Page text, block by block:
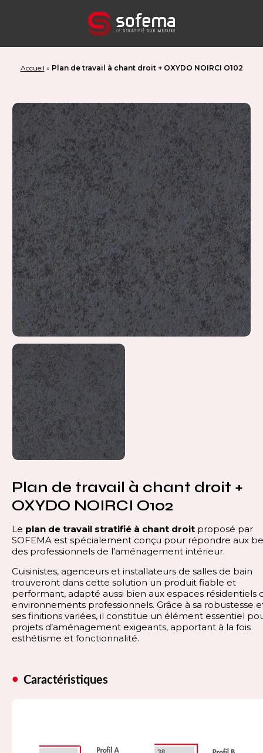
Accueil » Plan de travail à chant droit + OXYDO NOIRCI O102
Plan de travail à chant droit +
OXYDO NOIRCI O102
Le plan de travail stratifié à chant droit proposé par
SOFEMA est spécialement conçu pour répondre aux
des professionnels de l’aménagement intérieur.
Cuisinistes, agenceurs et installateurs de salles de bain
trouveront dans cette solution un produit fiable et
performant, adapté aussi bien aux espaces résidentiels
environnements professionnels. Grâce à sa robustesse
ses finitions variées, il constitue un élément essentiel
projets d’aménagement exigeants, apportant à la fois
esthétisme et fonctionnalité.
Caractéristiques